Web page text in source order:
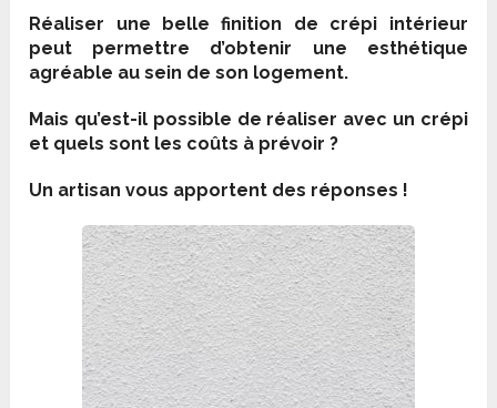
Réaliser une belle finition de crépi intérieur
peut permettre d’obtenir une esthétique
agréable au sein de son logement.
Mais qu’est-il possible de réaliser avec un crépi
et quels sont les coûts à prévoir ?
Un artisan vous apportent des réponses !